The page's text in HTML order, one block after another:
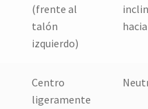
(frente al
talón
izquierdo)
Centro
ligeramente